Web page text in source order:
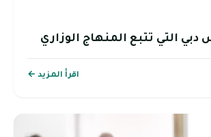
التي تتبع المنهاج الوزاري
اقرأ المزيد ←